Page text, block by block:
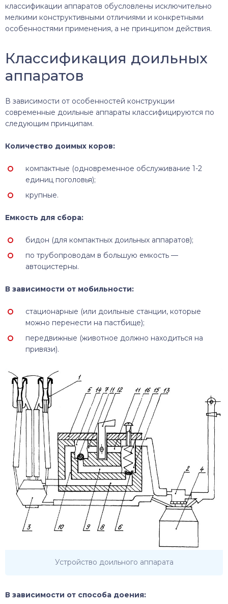
классификации аппаратов обусловлены исключительно
мелкими конструктивными отличиями и конкретными
особенностями применения, а не принципом действия.
Классификация доильных
аппаратов
В зависимости от особенностей конструкции
современные доильные аппараты классифицируются по
следующим принципам.
Количество доимых коров:
компактные (одновременное обслуживание 1-2
единиц поголовья);
крупные.
Емкость для сбора:
бидон (для компактных доильных аппаратов);
по трубопроводам в большую емкость —
автоцистерны.
В зависимости от мобильности:
стационарные (или доильные станции, которые
можно перенести на пастбище);
передвижные (животное должно находиться на
привязи).
Устройство доильного аппарата
В зависимости от способа доения: